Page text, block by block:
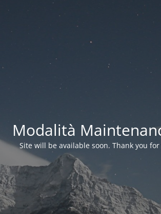
Modalità
Site will be available soon. Thank you